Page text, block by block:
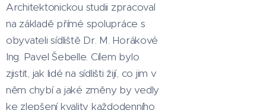
Architektonickou studii zpracoval
na základě přímé spolupráce s
obyvateli sídliště Dr. M. Horákové
Ing. Pavel Šebelle. Cílem bylo
zjistit, jak lidé na sídlišti žijí, co jim v
něm chybí a jaké změny by vedly
ke zlepšení kvality každodenního